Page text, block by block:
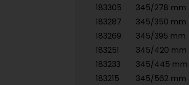
183305
345/278 mm
183287
345/350 mm
183269
345/395 mm
183251
345/420 mm
183233
345/445 mm
183215
345/562 mm